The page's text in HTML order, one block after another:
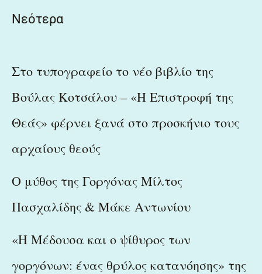
Νεότερα
Στο τυπογραφείο το νέο βιβλίο της
Βούλας Κοτσάλου – «Η Επιστροφή της
Θεάς» φέρνει ξανά στο προσκήνιο τους
αρχαίους θεούς
Ο μύθος της Γοργόνας Μίλτος
Πασχαλίδης & Μάκε Αντωνίου
«Η Μέδουσα και ο ψίθυρος των
γοργόνων: ένας θρύλος κατανόησης» της